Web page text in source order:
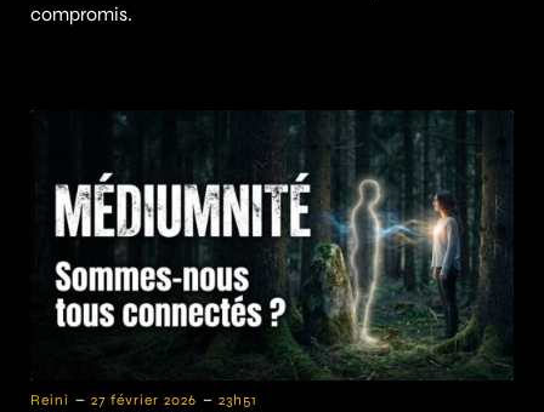
compromis.
Reini - 27 février 2026 - 23h51